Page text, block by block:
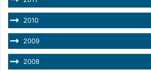
2010
2009
2008